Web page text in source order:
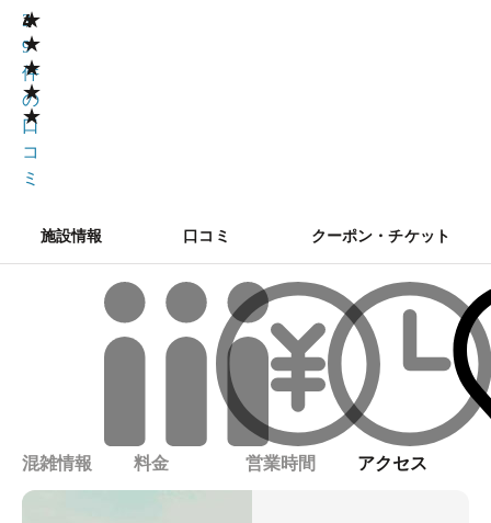
★
★
★
★
★
4
3
9
件
の
口
コ
ミ
施設情報 口コミ クーポン・チケット
混雑情報 料金 営業時間 アクセス